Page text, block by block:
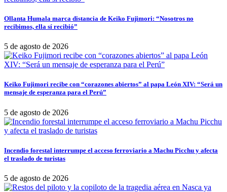
Ollanta Humala marca distancia de Keiko Fujimori: “Nosotros no
recibimos, ella sí recibió”
5 de agosto de 2026
Keiko Fujimori recibe con “corazones abiertos” al papa León XIV: “Será un
mensaje de esperanza para el Perú”
5 de agosto de 2026
Incendio forestal interrumpe el acceso ferroviario a Machu Picchu y afecta
el traslado de turistas
5 de agosto de 2026